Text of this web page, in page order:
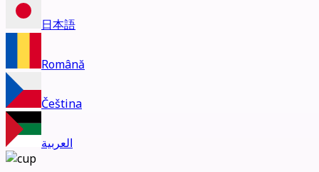
日本語
Română
Čeština
العربية